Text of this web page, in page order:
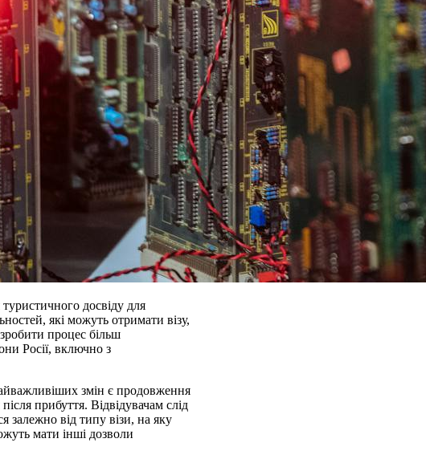
досвіду для
які можуть отримати візу,
процес більш
Росії, включно з
змін є продовження
прибуття. Відвідувачам слід
залежно від типу візи, на яку
мати інші дозволи